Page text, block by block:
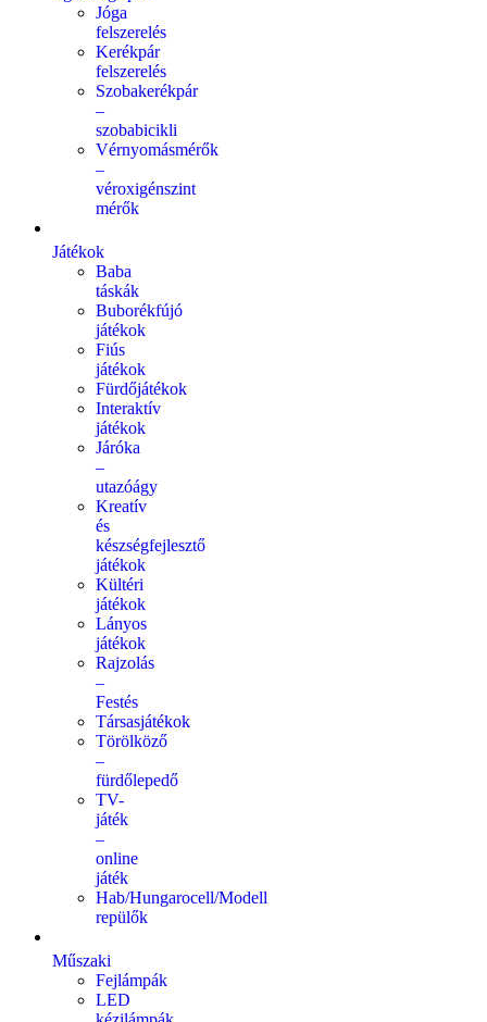
Jóga
felszerelés
Kerékpár
felszerelés
Szobakerékpár
–
szobabicikli
Vérnyomásmérők
–
véroxigénszint
mérők
Játékok
Baba
táskák
Buborékfújó
játékok
Fiús
játékok
Fürdőjátékok
Interaktív
játékok
Járóka
–
utazóágy
Kreatív
és
készségfejlesztő
játékok
Kültéri
játékok
Lányos
játékok
Rajzolás
–
Festés
Társasjátékok
Törölköző
–
fürdőlepedő
TV-
játék
–
online
játék
Hab/Hungarocell/Modell
repülők
Műszaki
Fejlámpák
LED